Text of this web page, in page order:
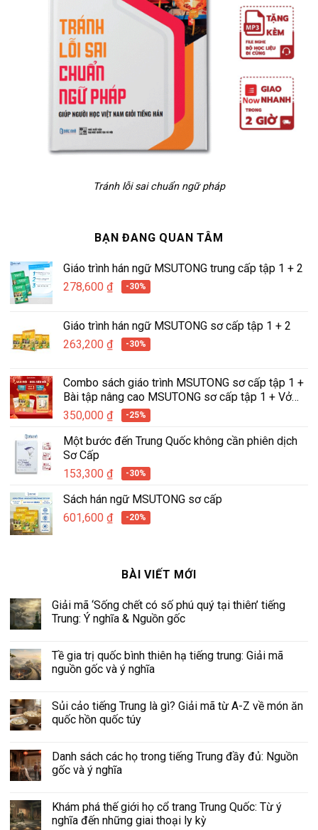
Tránh lỗi sai chuẩn ngữ pháp
BẠN ĐANG QUAN TÂM
Giáo trình hán ngữ MSUTONG trung cấp tập 1 + 2
278,600 ₫ -30%
Giáo trình hán ngữ MSUTONG sơ cấp tập 1 + 2
263,200 ₫ -30%
Combo sách giáo trình MSUTONG sơ cấp tập 1 +
Bài tập nâng cao MSUTONG sơ cấp tập 1 + Vở
tập viết hán ngữ tích hợp MSUTONG tập 1
350,000 ₫ -25%
Một bước đến Trung Quốc không cần phiên dịch
Sơ Cấp
153,300 ₫ -30%
Sách hán ngữ MSUTONG sơ cấp
601,600 ₫ -20%
BÀI VIẾT MỚI
Giải mã ‘Sống chết có số phú quý tại thiên’ tiếng
Trung: Ý nghĩa & Nguồn gốc
Tề gia trị quốc bình thiên hạ tiếng trung: Giải mã
nguồn gốc và ý nghĩa
Sủi cảo tiếng Trung là gì? Giải mã từ A-Z về món ăn
quốc hồn quốc túy
Danh sách các họ trong tiếng Trung đầy đủ: Nguồn
gốc và ý nghĩa
Khám phá thế giới họ cổ trang Trung Quốc: Từ ý
nghĩa đến những giai thoại ly kỳ